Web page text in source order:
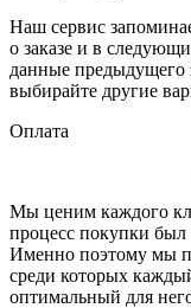
Наш сервис
о заказе и в
данные предыдущего
выбирайте другие
Оплата
Мы ценим каждого
процесс покупки
Именно поэтому мы
среди которых
оптимальный для